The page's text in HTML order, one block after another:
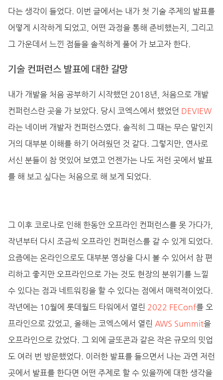
다는 생각이 들었다. 이번 글에서는 내가 첫 기술 주제의 발표를
어떻게 시작하게 되었고, 어떤 과정을 통해 준비했는지, 그리고
그 가운데서 느낀 점들을 솔직하게 풀어 가 보고자 한다.
기술 컨퍼런스 발표에 대한 갈망
내가 개발을 처음 공부하기 시작했던 2018년, 처음으로 개발
컨퍼런스란 곳을 가 보았다. 당시 코엑스에서 했었던 DEVIEW
라는 네이버 개발자 컨퍼런스였다. 솔직히 그 때는 무슨 말인지
거의 대부분 이해를 하기 어려웠던 것 같다. 그렇지만, 연사로
서신 분들이 참 멋있어 보였고 언젠가는 나도 저런 곳에서 발표
를 해 보고 싶다는 처음으로 해 보게 되었다.
그 이후 코로나로 인해 한동안 오프라인 컨퍼런스를 못 가다가,
작년부터 다시 조금씩 오프라인 컨퍼런스를 갈 수 있게 되었다.
요즘에는 온라인으로도 대부분 영상을 다시 볼 수 있어서 참 편
리하고 좋지만 오프라인으로 가는 것도 현장의 분위기를 느낄
수 있다는 점과 네트워킹을 할 수 있다는 점에서 매력적이었다.
작년에는 10월에 롯데월드 타워에서 열린 2022 FEConf를 오
프라인으로 갔었고, 올해는 코엑스에서 열린 AWS Summit을
오프라인으로 갔었다. 그 외에 글또콘과 같은 작은 규모의 밋업
도 여러 번 방문했었다. 이러한 발표를 들으면서 나는 과연 저런
곳에서 발표를 한다면 어떤 주제로 할 수 있을까에 대한 생각을